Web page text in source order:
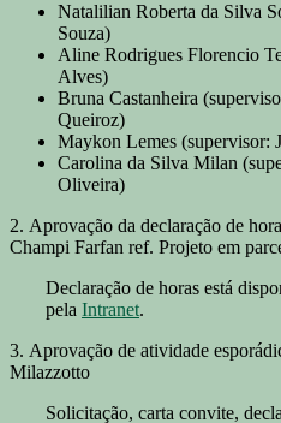
Natalilian Roberta da Silva
Souza)
Aline Rodrigues Florencio
Alves)
Bruna Castanheira
Queiroz)
Maykon Lemes (supervisor:
Carolina da Silva Milan
Oliveira)
2. Aprovação da declaração de
Champi Farfan ref. Projeto em
Declaração de horas está
pela Intranet.
3. Aprovação de atividade
Milazzotto
Solicitação, carta convite,